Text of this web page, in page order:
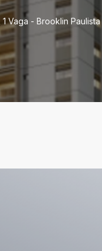
Vaga - Brooklin Paulista